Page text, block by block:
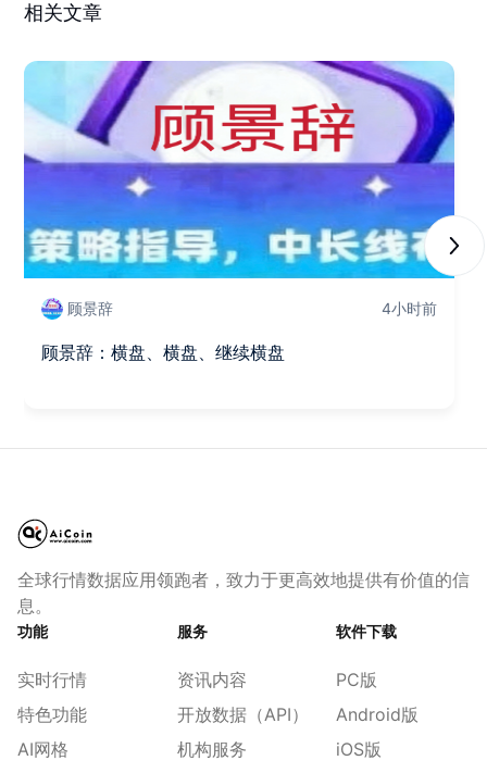
相关文章
顾景辞 4小时前
顾景辞：横盘、横盘、继续横盘
全球行情数据应用领跑者，致力于更高效地提供有价值的信
息。
功能
实时行情
特色功能
AI网格
服务
资讯内容
开放数据（API）
机构服务
软件下载
PC版
Android版
iOS版